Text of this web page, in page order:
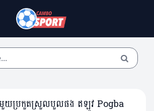
យប្រកួតស្រួលបួលផង ឥឡូវ Pogba